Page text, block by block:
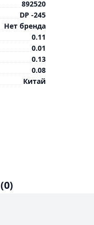
892520
DP -245
Нет бренда
0.11
0.01
0.13
0.08
Китай
(0)